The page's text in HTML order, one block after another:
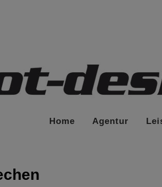
Home Agentur